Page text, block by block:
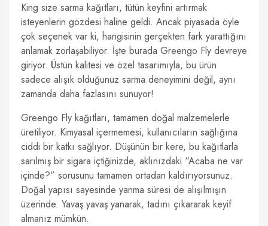
King size sarma kağıtları, tütün keyfini artırmak
isteyenlerin gözdesi haline geldi. Ancak piyasada öyle
çok seçenek var ki, hangisinin gerçekten fark yarattığını
anlamak zorlaşabiliyor. İşte burada Greengo Fly devreye
giriyor. Üstün kalitesi ve özel tasarımıyla, bu ürün
sadece alışık olduğunuz sarma deneyimini değil, aynı
zamanda daha fazlasını sunuyor!
Greengo Fly kağıtları, tamamen doğal malzemelerle
üretiliyor. Kimyasal içermemesi, kullanıcıların sağlığına
ciddi bir katkı sağlıyor. Düşünün bir kere, bu kağıtlarla
sarılmış bir sigara içtiğinizde, aklınızdaki “Acaba ne var
içinde?” sorusunu tamamen ortadan kaldırıyorsunuz.
Doğal yapısı sayesinde yanma süresi de alışılmışın
üzerinde. Yavaş yavaş yanarak, tadını çıkararak keyif
almanız mümkün.